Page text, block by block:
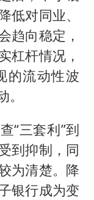
低对同业、
趋向稳定，
杠杆情况，
的流动性波
“三套利”到
到抑制，同
为清楚。降
银行成为变